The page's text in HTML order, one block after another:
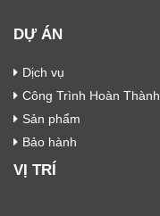
DỰ ÁN
Dịch vụ
Công Trình Hoàn Thành
Sản phẩm
Bảo hành
VỊ TRÍ